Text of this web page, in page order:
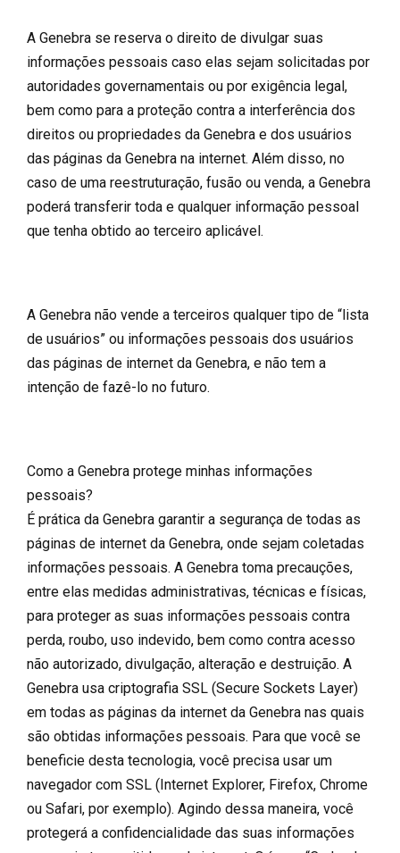
A Genebra se reserva o direito de divulgar suas
informações pessoais caso elas sejam solicitadas por
autoridades governamentais ou por exigência legal,
bem como para a proteção contra a interferência dos
direitos ou propriedades da Genebra e dos usuários
das páginas da Genebra na internet. Além disso, no
caso de uma reestruturação, fusão ou venda, a Genebra
poderá transferir toda e qualquer informação pessoal
que tenha obtido ao terceiro aplicável.
A Genebra não vende a terceiros qualquer tipo de “lista
de usuários” ou informações pessoais dos usuários
das páginas de internet da Genebra, e não tem a
intenção de fazê-lo no futuro.
Como a Genebra protege minhas informações
pessoais?
É prática da Genebra garantir a segurança de todas as
páginas de internet da Genebra, onde sejam coletadas
informações pessoais. A Genebra toma precauções,
entre elas medidas administrativas, técnicas e físicas,
para proteger as suas informações pessoais contra
perda, roubo, uso indevido, bem como contra acesso
não autorizado, divulgação, alteração e destruição. A
Genebra usa criptografia SSL (Secure Sockets Layer)
em todas as páginas da internet da Genebra nas quais
são obtidas informações pessoais. Para que você se
beneficie desta tecnologia, você precisa usar um
navegador com SSL (Internet Explorer, Firefox, Chrome
ou Safari, por exemplo). Agindo dessa maneira, você
protegerá a confidencialidade das suas informações